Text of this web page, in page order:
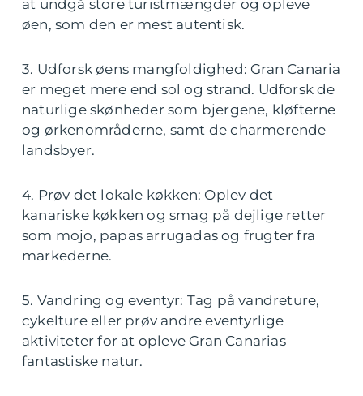
at undgå store turistmængder og opleve
øen, som den er mest autentisk.
3. Udforsk øens mangfoldighed: Gran Canaria
er meget mere end sol og strand. Udforsk de
naturlige skønheder som bjergene, kløfterne
og ørkenområderne, samt de charmerende
landsbyer.
4. Prøv det lokale køkken: Oplev det
kanariske køkken og smag på dejlige retter
som mojo, papas arrugadas og frugter fra
markederne.
5. Vandring og eventyr: Tag på vandreture,
cykelture eller prøv andre eventyrlige
aktiviteter for at opleve Gran Canarias
fantastiske natur.